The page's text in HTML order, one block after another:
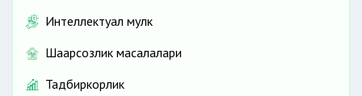
Интеллектуал мулк
Шаҳарсозлик масалалари
Тадбиркорлик